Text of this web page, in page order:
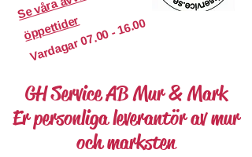
er
Vardagar
07.00 - 16.00
GH Service AB Mur & Mark
Er personliga leverantör av mur
och marksten